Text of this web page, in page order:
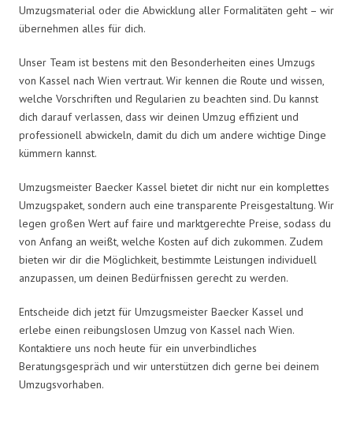
Umzugsmaterial oder die Abwicklung aller Formalitäten geht – wir
übernehmen alles für dich.
Unser Team ist bestens mit den Besonderheiten eines Umzugs
von Kassel nach Wien vertraut. Wir kennen die Route und wissen,
welche Vorschriften und Regularien zu beachten sind. Du kannst
dich darauf verlassen, dass wir deinen Umzug effizient und
professionell abwickeln, damit du dich um andere wichtige Dinge
kümmern kannst.
Umzugsmeister Baecker Kassel bietet dir nicht nur ein komplettes
Umzugspaket, sondern auch eine transparente Preisgestaltung. Wir
legen großen Wert auf faire und marktgerechte Preise, sodass du
von Anfang an weißt, welche Kosten auf dich zukommen. Zudem
bieten wir dir die Möglichkeit, bestimmte Leistungen individuell
anzupassen, um deinen Bedürfnissen gerecht zu werden.
Entscheide dich jetzt für Umzugsmeister Baecker Kassel und
erlebe einen reibungslosen Umzug von Kassel nach Wien.
Kontaktiere uns noch heute für ein unverbindliches
Beratungsgespräch und wir unterstützen dich gerne bei deinem
Umzugsvorhaben.